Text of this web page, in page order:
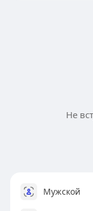
Не
Мужской